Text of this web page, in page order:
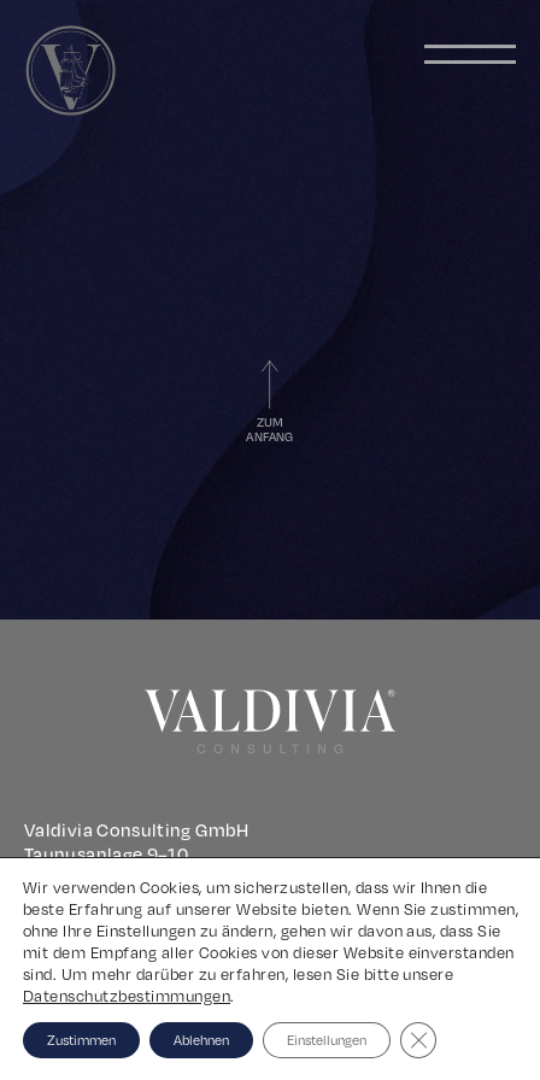
ZUM
ANFANG
Valdivia Consulting GmbH
Taunusanlage 9–10
60329 Frankfurt am Main
Impressum
Datenschutz
Wir verwenden Cookies, um sicherzustellen, dass wir Ihnen die
beste Erfahrung auf unserer Website bieten. Wenn Sie zustimmen,
ohne Ihre Einstellungen zu ändern, gehen wir davon aus, dass Sie
mit dem Empfang aller Cookies von dieser Website einverstanden
sind. Um mehr darüber zu erfahren, lesen Sie bitte unsere
Datenschutzbestimmungen.
Zustimmen Ablehnen Einstellungen Close GDPR